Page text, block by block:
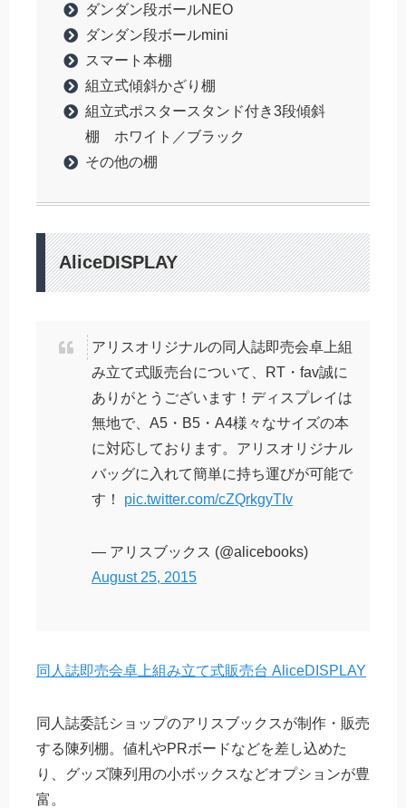
ダンダン段ボールNEO
ダンダン段ボールmini
スマート本棚
組立式傾斜かざり棚
組立式ポスタースタンド付き3段傾斜
棚 ホワイト／ブラック
その他の棚
AliceDISPLAY
アリスオリジナルの同人誌即売会卓上組
み立て式販売台について、RT・fav誠に
ありがとうございます！ディスプレイは
無地で、A5・B5・A4様々なサイズの本
に対応しております。アリスオリジナル
バッグに入れて簡単に持ち運びが可能で
す！ pic.twitter.com/cZQrkgyTIv
— アリスブックス (@alicebooks)
August 25, 2015
同人誌即売会卓上組み立て式販売台 AliceDISPLAY
同人誌委託ショップのアリスブックスが制作・販売
する陳列棚。値札やPRボードなどを差し込めた
り、グッズ陳列用の小ボックスなどオプションが豊
富。